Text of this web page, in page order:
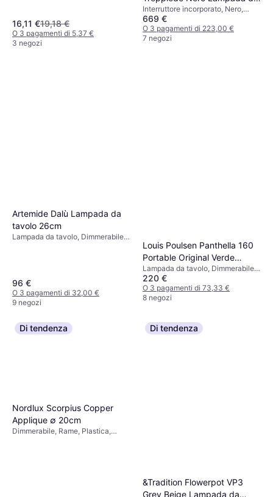
E27
O 3 pagamenti di 110,50 €
7 negozi
16,11 €19,18 €
O 3 pagamenti di 5,37 €
3 negozi
Terra 125.3cm
Interruttore incorporato, Nero,
Ottone, Acciaio, Classe IP: IP20,
Attacco Lampada: E14
669 €
O 3 pagamenti di 223,00 €
7 negozi
Artemide Dalù Lampada da
tavolo 26cm
Lampada da tavolo, Dimmerabile,
96 €
O 3 pagamenti di 32,00 €
9 negozi
Louis Poulsen Panthella 160
Portable Original Verde
Opalino Cromo Lampada da
tavolo
Lampada da tavolo, Dimmerabile,
LED, Cromo, Argento, Bianco,
Verde, Multicolore, Vetro,
Alluminio, Metallo, Plastica, Classe
220 €
O 3 pagamenti di 73,33 €
8 negozi
Di tendenza
Nordlux Scorpius Copper
Applique ∅ 20cm
Dimmerabile, Rame, Plastica,
Di tendenza
&Tradition Flowerpot VP3
Grey Beige Lampada da